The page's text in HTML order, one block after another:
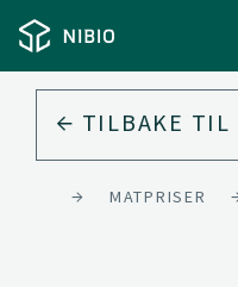
TILBAKE TIL
MATPRISER